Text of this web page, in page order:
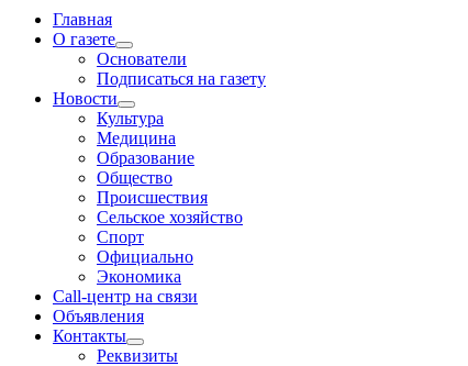
Главная
О газете
Основатели
Подписаться на газету
Новости
Культура
Медицина
Образование
Общество
Происшествия
Сельское хозяйство
Спорт
Официально
Экономика
Call-центр на связи
Объявления
Контакты
Реквизиты